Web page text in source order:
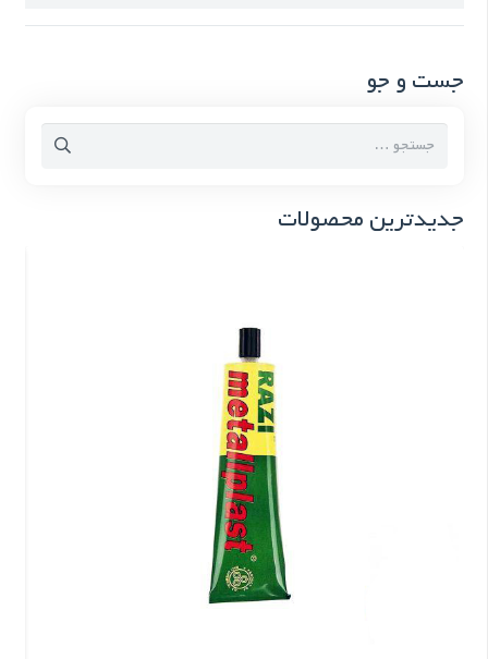
جست و جو
جستجو
جدیدترین محصولات